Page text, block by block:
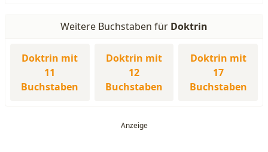
Weitere Buchstaben für Doktrin
Doktrin mit
11
Buchstaben
Doktrin mit
12
Buchstaben
Doktrin mit
17
Buchstaben